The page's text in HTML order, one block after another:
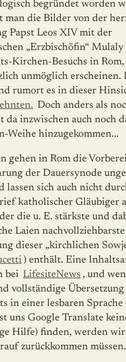
begründet worden
man die Bilder von der
Papst Leos XIV mit der
„Erzbischöfin“
Kirchen-Besuchs in
unmöglich erscheinen.
rumort es in dieser
Doch anders als
da inzwischen auch noch
Weihe hinzugekommen...
gehen in Rom die
der Dauersynode
lassen sich auch nicht
katholischer Gläu­biger
die u. E. stärkste und
Laien nachvollziehbarste
dieser „kirchlichen
) enthält. Eine
bei LifesiteNews , und
vollständige Übersetzung
in einer lesbaren Sprache
uns Google Translate
Hilfe) finden, werden
zurückkommen müssen.